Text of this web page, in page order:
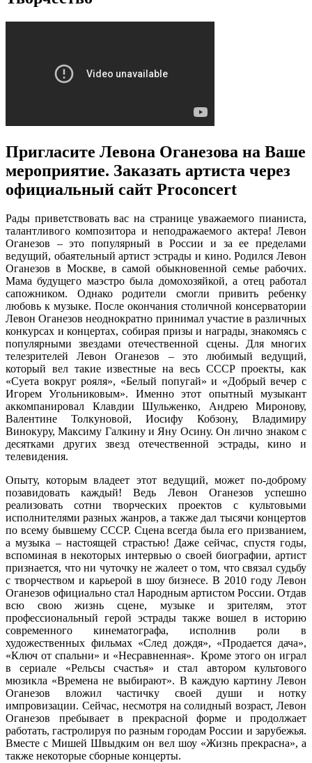
Пригласите Левона Оганезова на Ваше
мероприятие. Заказать артиста через
официальный сайт Proconcert
Рады приветствовать вас на странице уважаемого пианиста,
талантливого композитора и неподражаемого актера! Левон
Оганезов – это популярный в России и за ее пределами
ведущий, обаятельный артист эстрады и кино. Родился Левон
Оганезов в Москве, в самой обыкновенной семье рабочих.
Мама будущего маэстро была домохозяйкой, а отец работал
сапожником. Однако родители смогли привить ребенку
любовь к музыке. После окончания столичной консерватории
Левон Оганезов неоднократно принимал участие в различных
конкурсах и концертах, собирая призы и награды, знакомясь с
популярными звездами отечественной сцены. Для многих
телезрителей Левон Оганезов – это любимый ведущий,
который вел такие известные на весь СССР проекты, как
«Суета вокруг рояля», «Белый попугай» и «Добрый вечер с
Игорем Угольниковым». Именно этот опытный музыкант
аккомпанировал Клавдии Шульженко, Андрею Миронову,
Валентине Толкуновой, Иосифу Кобзону, Владимиру
Винокуру, Максиму Галкину и Яну Осину. Он лично знаком с
десятками других звезд отечественной эстрады, кино и
телевидения.
Опыту, которым владеет этот ведущий, может по-доброму
позавидовать каждый! Ведь Левон Оганезов успешно
реализовать сотни творческих проектов с культовыми
исполнителями разных жанров, а также дал тысячи концертов
по всему бывшему СССР. Сцена всегда была его призванием,
а музыка – настоящей страстью! Даже сейчас, спустя годы,
вспоминая в некоторых интервью о своей биографии, артист
признается, что ни чуточку не жалеет о том, что связал судьбу
с творчеством и карьерой в шоу бизнесе. В 2010 году Левон
Оганезов официально стал Народным артистом России. Отдав
всю свою жизнь сцене, музыке и зрителям, этот
профессиональный герой эстрады также вошел в историю
современного кинематографа, исполнив роли в
художественных фильмах «След дождя», «Продается дача»,
«Ключ от спальни» и «Несравненная». Кроме этого он играл
в сериале «Рельсы счастья» и стал автором культового
мюзикла «Времена не выбирают». В каждую картину Левон
Оганезов вложил частичку своей души и нотку
импровизации. Сейчас, несмотря на солидный возраст, Левон
Оганезов пребывает в прекрасной форме и продолжает
работать, гастролируя по разным городам России и зарубежья.
Вместе с Мишей Швыдким он вел шоу «Жизнь прекрасна», а
также некоторые сборные концерты.